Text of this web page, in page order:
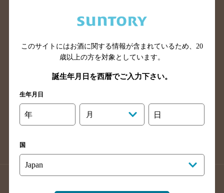
広島県のバー検索
岡山県のバー検索
島根県のバー検索
徳島県のバー検索
高知県のバー検索
福岡県のバー検索
長崎県のバー検索
大分県のバー検索
熊本県のバー検索
このサイトにはお酒に関する情報が含まれているため、 20
歳以上の方を対象としています。
誕生年月日を西暦でご入力下さい。
生年月日
年 月 日
国